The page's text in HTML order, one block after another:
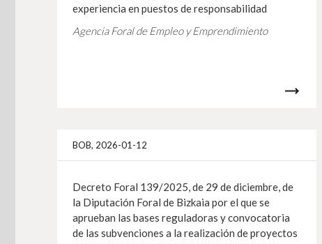
experiencia en puestos de responsabilidad
Agencia Foral de Empleo y Emprendimiento
BOB, 2026-01-12
Decreto Foral 139/2025, de 29 de diciembre, de
la Diputación Foral de Bizkaia por el que se
aprueban las bases reguladoras y convocatoria
de las subvenciones a la realización de proyectos